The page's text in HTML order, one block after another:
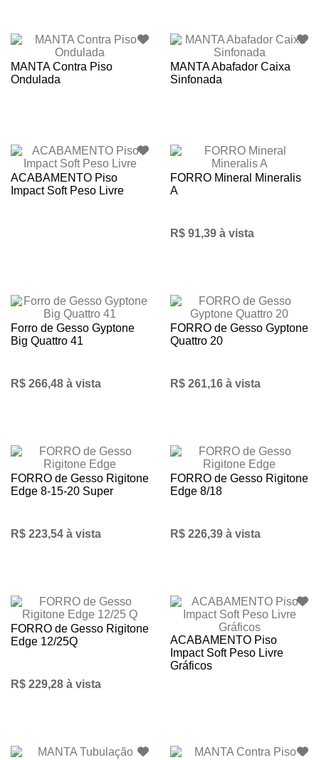
MANTA Contra Piso
Ondulada
MANTA Abafador Caixa
Sinfonada
ACABAMENTO Piso
Impact Soft Peso Livre
FORRO Mineral Mineralis
A
R$ 91,39 à vista
Forro de Gesso Gyptone
Big Quattro 41
R$ 266,48 à vista
FORRO de Gesso Gyptone
Quattro 20
R$ 261,16 à vista
FORRO de Gesso Rigitone
Edge 8-15-20 Super
R$ 223,54 à vista
FORRO de Gesso Rigitone
Edge 8/18
R$ 226,39 à vista
FORRO de Gesso Rigitone
Edge 12/25Q
R$ 229,28 à vista
ACABAMENTO Piso
Impact Soft Peso Livre
Gráficos